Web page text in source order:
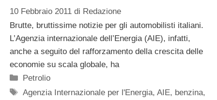
10 Febbraio 2011 di Redazione
Brutte, bruttissime notizie per gli automobilisti italiani.
L’Agenzia internazionale dell’Energia (AIE), infatti,
anche a seguito del rafforzamento della crescita delle
economie su scala globale, ha
Categorie
Petrolio
Tag
Agenzia Internazionale per l'Energia,AIE, benzina,